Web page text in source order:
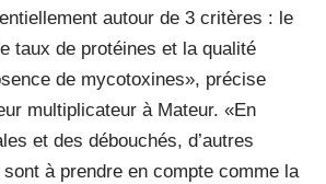
autour de 3 critères : le
taux de protéines et la qualité
de mycotoxines», précise
multiplicateur à Mateur. «En
et des débouchés, d’autres
à prendre en compte comme la